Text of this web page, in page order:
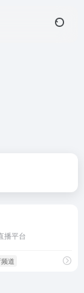
播平台
道